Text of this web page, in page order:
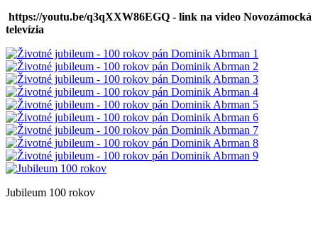
https://youtu.be/q3qXXW86EGQ - link na video Novozámocká
televízia
Jubileum 100 rokov